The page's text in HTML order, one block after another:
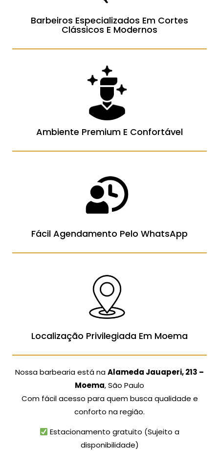
Barbeiros Especializados Em Cortes
Clássicos E Modernos
Ambiente Premium E Confortável
Fácil Agendamento Pelo WhatsApp
Localização Privilegiada Em Moema
Nossa barbearia está naAlameda Jauaperi, 213 –
Moema, São Paulo
Com fácil acesso para quem busca qualidade e
conforto na região.
Estacionamento gratuito (Sujeito a
disponibilidade)